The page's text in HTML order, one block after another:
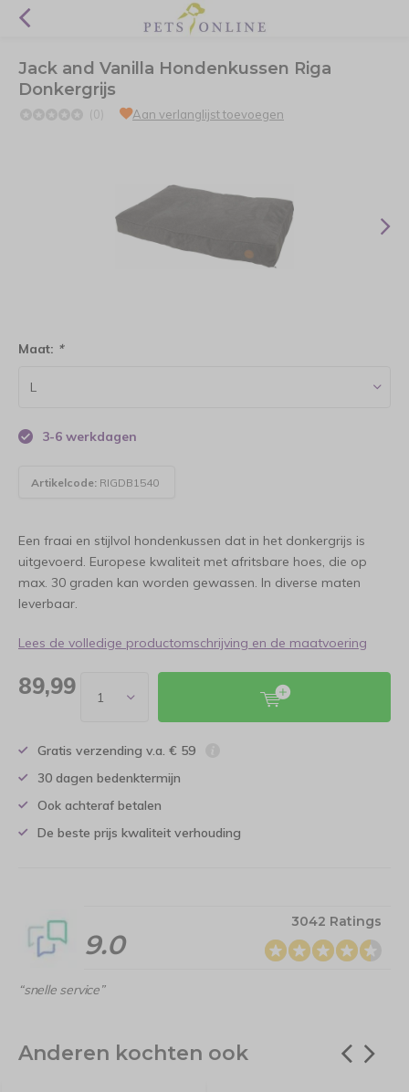
Jack and Vanilla Hondenkussen Riga
Donkergrijs
(0) Aan verlanglijst toevoegen
Maat: *
3-6 werkdagen
Artikelcode: RIGDB1540
Een fraai en stijlvol hondenkussen dat in het donkergrijs is
uitgevoerd. Europese kwaliteit met afritsbare hoes, die op
max. 30 graden kan worden gewassen. In diverse maten
leverbaar.
Lees de volledige productomschrijving en de maatvoering
89,99
Gratis verzending v.a. € 59
30 dagen bedenktermijn
Ook achteraf betalen
De beste prijs kwaliteit verhouding
9.0
3042 Ratings
“snelle service”
Anderen kochten ook